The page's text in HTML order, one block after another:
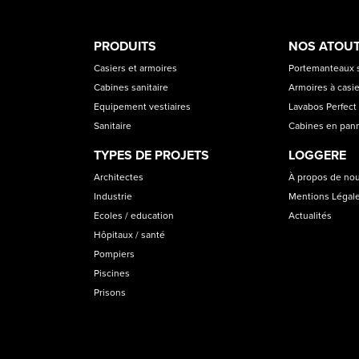
PRODUCT
CATEGORIES
PRODUITS
Casiers et armoires
Cabines sanitaire
Equipement vestiaires
Sanitaire
TYPES DE PROJETS
Architectes
Industrie
Ecoles / education
Hôpitaux / santé
Pompiers
Piscines
Prisons
NOS
Portemanteaux
Armoires à
Lavabos Perfect
Cabines en
LOGGERE
À propos de
Mentions
Actualités